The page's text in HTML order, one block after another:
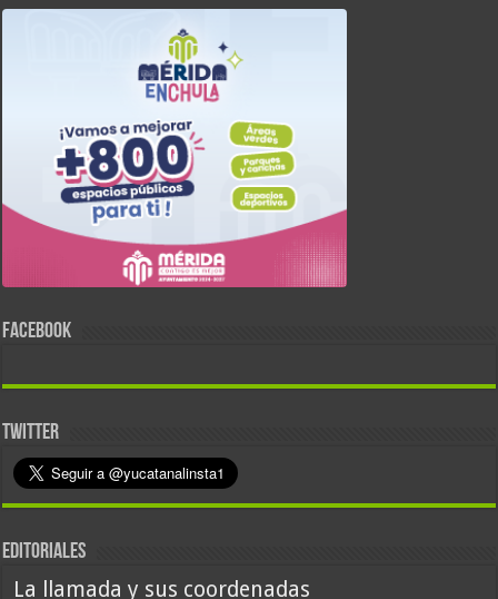
FACEBOOK
TWITTER
EDITORIALES
La llamada y sus coordenadas